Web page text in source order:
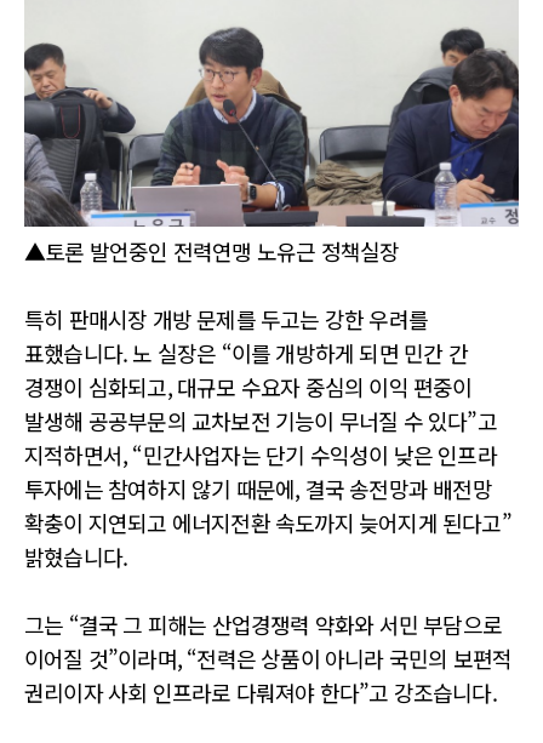
▲토론 발언중인 전력연맹 노유근 정책실장
특히 판매시장 개방 문제를 두고는 강한 우려를
표했습니다. 노 실장은 “이를 개방하게 되면 민간 간
경쟁이 심화되고, 대규모 수요자 중심의 이익 편중이
발생해 공공부문의 교차보전 기능이 무너질 수 있다”고
지적하면서, “민간사업자는 단기 수익성이 낮은 인프라
투자에는 참여하지 않기 때문에, 결국 송전망과 배전망
확충이 지연되고 에너지전환 속도까지 늦어지게 된다고”
밝혔습니다.
그는 “결국 그 피해는 산업경쟁력 약화와 서민 부담으로
이어질 것”이라며, “전력은 상품이 아니라 국민의 보편적
권리이자 사회 인프라로 다뤄져야 한다”고 강조습니다.